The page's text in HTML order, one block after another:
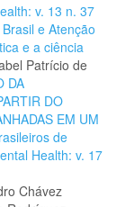
v. 13 n. 37
e Atenção
e a ciência
Patrício de
DA
DO
EM UM
de
Health: v. 17
Chávez